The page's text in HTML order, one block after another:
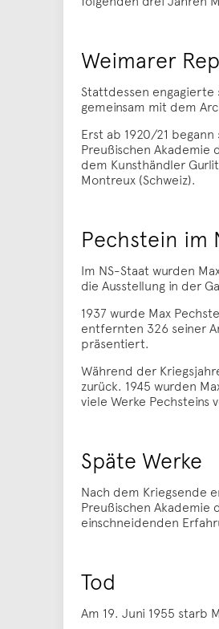
Weimarer
Stattdessen engagierte
gemeinsam mit dem
Erst ab 1920/21
Preußischen Akademie
dem Kunsthändler
Montreux (Schweiz).
Pechstein im
Im NS-Staat wurden
die Ausstellung in der
1937 wurde Max
entfernten 326 seiner
präsentiert.
Während der
zurück. 1945 wurden
viele Werke Pechsteins
Späte Werke
Nach dem Kriegsende
Preußischen Akademie
einschneidenden
Tod
Am 19. Juni 1955 starb